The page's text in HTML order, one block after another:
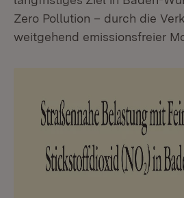
Zero Pollution – durch die
weitgehend emissionsfreier